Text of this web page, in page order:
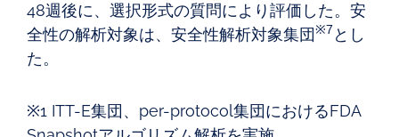
48週後に、選択形式の質問により評価した。安
全性の解析対象は、安全性解析対象集団※7 とし
た。
※1 ITT-E集団、per-protocol集団におけるFDA